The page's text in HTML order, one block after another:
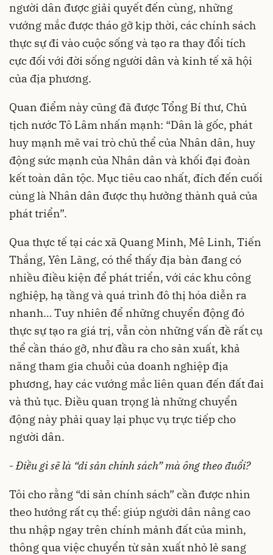
người dân được giải quyết đến cùng, những
vướng mắc được tháo gỡ kịp thời, các chính sách
thực sự đi vào cuộc sống và tạo ra thay đổi tích
cực đối với đời sống người dân và kinh tế xã hội
của địa phương.
Quan điểm này cũng đã được Tổng Bí thư, Chủ
tịch nước Tô Lâm nhấn mạnh: “Dân là gốc, phát
huy mạnh mẽ vai trò chủ thể của Nhân dân, huy
động sức mạnh của Nhân dân và khối đại đoàn
kết toàn dân tộc. Mục tiêu cao nhất, đích đến cuối
cùng là Nhân dân được thụ hưởng thành quả của
phát triển”.
Qua thực tế tại các xã Quang Minh, Mê Linh, Tiến
Thắng, Yên Lãng, có thể thấy địa bàn đang có
nhiều điều kiện để phát triển, với các khu công
nghiệp, hạ tầng và quá trình đô thị hóa diễn ra
nhanh… Tuy nhiên để những chuyển động đó
thực sự tạo ra giá trị, vẫn còn những vấn đề rất cụ
thể cần tháo gỡ, như đầu ra cho sản xuất, khả
năng tham gia chuỗi của doanh nghiệp địa
phương, hay các vướng mắc liên quan đến đất đai
và thủ tục. Điều quan trọng là những chuyển
động này phải quay lại phục vụ trực tiếp cho
người dân.
-Điều gì sẽ là “di sản chính sách” mà ông theo đuổi?
Tôi cho rằng “di sản chính sách” cần được nhìn
theo hướng rất cụ thể: giúp người dân nâng cao
thu nhập ngay trên chính mảnh đất của mình,
thông qua việc chuyển từ sản xuất nhỏ lẻ sang